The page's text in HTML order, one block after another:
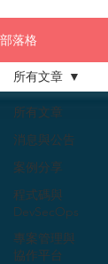
部落格
所有文章
消息與公告
案例分享
程式碼與
DevSecOps
專案管理與
協作平台
所有文章